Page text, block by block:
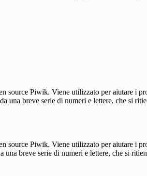
source Piwik. Viene utilizzato per aiutare i
una breve serie di numeri e lettere, che si
source Piwik. Viene utilizzato per aiutare i
breve serie di numeri e lettere, che si